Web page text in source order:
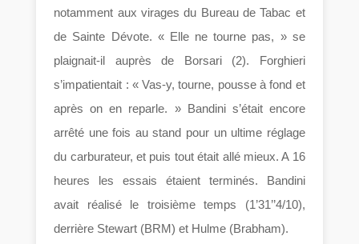
notamment aux virages du Bureau de Tabac et
de Sainte Dévote. « Elle ne tourne pas, » se
plaignait-il auprès de Borsari (2). Forghieri
s’impatientait : « Vas-y, tourne, pousse à fond et
après on en reparle. » Bandini s’était encore
arrêté une fois au stand pour un ultime réglage
du carburateur, et puis tout était allé mieux. A 16
heures les essais étaient terminés. Bandini
avait réalisé le troisième temps (1’31’’4/10),
derrière Stewart (BRM) et Hulme (Brabham).